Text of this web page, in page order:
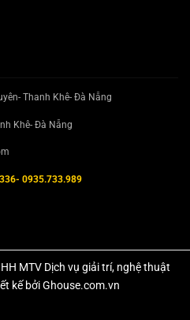
Thanh Khê- Đà Nẵng
Khê- Đà Nẵng
0935.733.989
MTV Dịch vụ giải trí, nghệ thuật
kế bởi Ghouse.com.vn